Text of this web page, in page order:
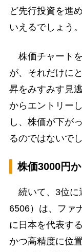
ど先行投資を進
いえるでしょう。
株価チャート
が、それだけに
昇をみすみす見
からエントリー
し、株価が下が
るのではないで
株価3000円
続いて、3位に
6506）は、ファ
に日本を代表す
かつ高精度に位